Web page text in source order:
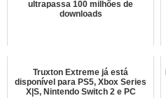
ultrapassa 100 milhões de
downloads
Truxton Extreme já está
disponível para PS5, Xbox Series
X|S, Nintendo Switch 2 e PC